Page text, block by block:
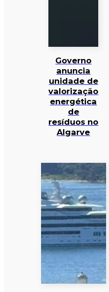
Governo
anuncia
unidade de
valorização
energética
de
resíduos no
Algarve